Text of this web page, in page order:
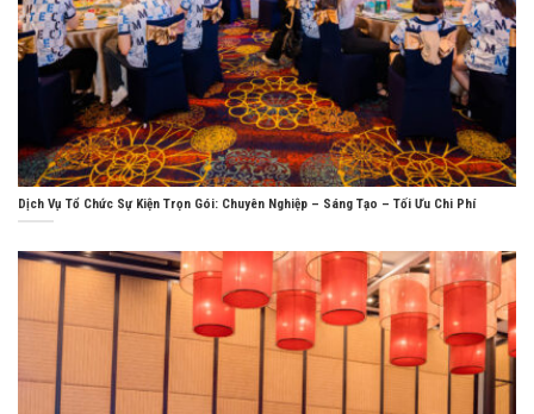
Dịch Vụ Tổ Chức Sự Kiện Trọn Gói: Chuyên Nghiệp – Sáng Tạo – Tối Ưu Chi Phí